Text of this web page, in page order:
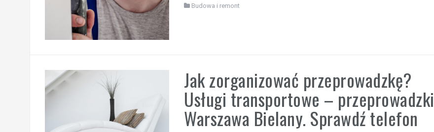
Budowa i remont
Jak zorganizować przeprowadzkę?
Usługi transportowe – przeprowadzki
Warszawa Bielany. Sprawdź telefon